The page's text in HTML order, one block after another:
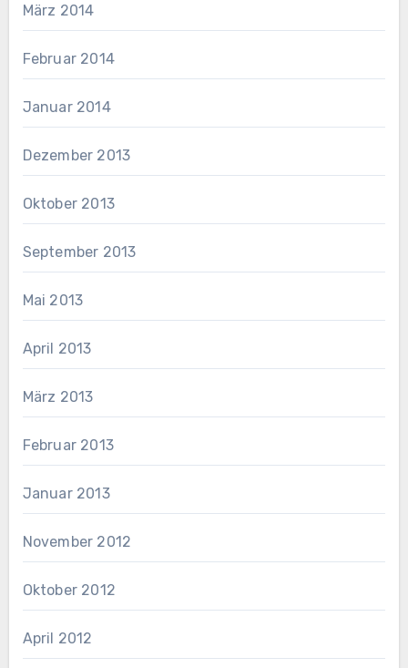
März 2014
Februar 2014
Januar 2014
Dezember 2013
Oktober 2013
September 2013
Mai 2013
April 2013
März 2013
Februar 2013
Januar 2013
November 2012
Oktober 2012
April 2012